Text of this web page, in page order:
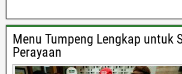
Menu Tumpeng Lengkap untuk
Perayaan